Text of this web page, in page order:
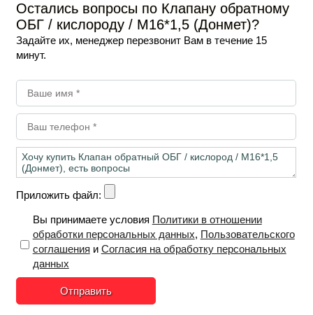
Остались вопросы по Клапану обратному
ОБГ / кислороду / М16*1,5 (Донмет)?
Задайте их, менеджер перезвонит Вам в течение 15
минут.
Приложить файл:
Вы принимаете условия Политики в отношении
обработки персональных данных, Пользовательского
соглашения и Согласия на обработку персональных
данных
Отправить